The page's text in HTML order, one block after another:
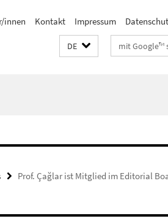
innen Kontakt Impressum
DE Suchbegriffe
Prof. Çağlar ist Mitglied im Editorial